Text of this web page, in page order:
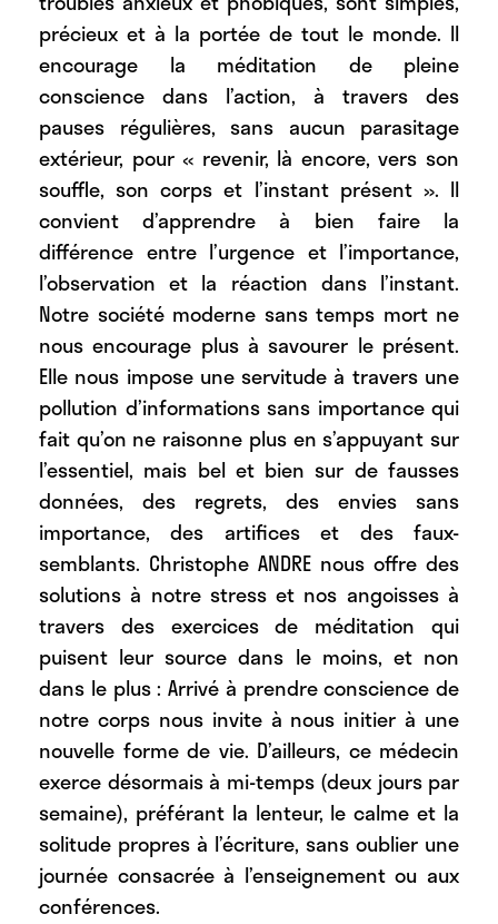
précieux et à la portée de tout le monde. Il
encourage la méditation de pleine
conscience dans l’action, à travers des
pauses régulières, sans aucun parasitage
extérieur, pour « revenir, là encore, vers son
souffle, son corps et l’instant présent ». Il
convient d’apprendre à bien faire la
différence entre l’urgence et l’importance,
l’observation et la réaction dans l’instant.
Notre société moderne sans temps mort ne
nous encourage plus à savourer le présent.
Elle nous impose une servitude à travers une
pollution d’informations sans importance qui
fait qu’on ne raisonne plus en s’appuyant sur
l’essentiel, mais bel et bien sur de fausses
données, des regrets, des envies sans
importance, des artifices et des faux-
semblants. Christophe ANDRE nous offre des
solutions à notre stress et nos angoisses à
travers des exercices de méditation qui
puisent leur source dans le moins, et non
dans le plus : Arrivé à prendre conscience de
notre corps nous invite à nous initier à une
nouvelle forme de vie. D’ailleurs, ce médecin
exerce désormais à mi-temps (deux jours par
semaine), préférant la lenteur, le calme et la
solitude propres à l’écriture, sans oublier une
journée consacrée à l’enseignement ou aux
conférences.